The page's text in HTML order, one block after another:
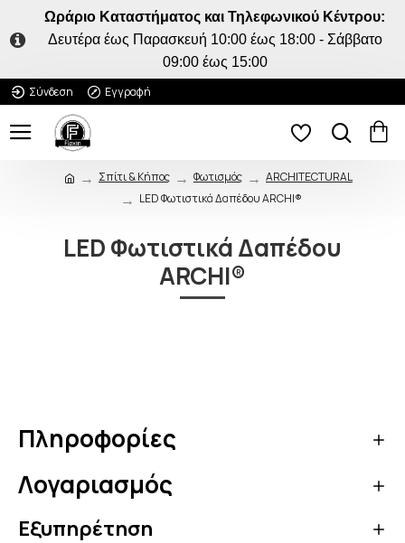
ΠΟΥ ΠΑΣ;
5% ΕΚΠΤΩΣΗ
Κάνε τώρα την αγορά σου!
Ωράριο Καταστήματος και Τηλεφωνικού Κέντρου:
Δευτέρα έως Παρασκευή 10:00 έως 18:00 - Σάββατο
09:00 έως 15:00
Σύνδεση
Εγγραφή
Σπίτι & Κήπος Φωτισμός
ARCHITECTURAL
LED Φωτιστικά Δαπέδου ARCHI®
LED Φωτιστικά Δαπέδου
ARCHI®
Πληροφορίες
Λογαριασμός
Εξυπηρέτηση